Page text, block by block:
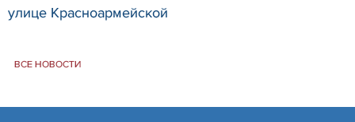
улице Красноармейской
ВСЕ НОВОСТИ